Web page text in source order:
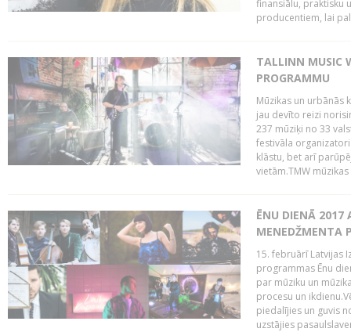
finansiālu, praktisku
producentiem, lai
TALLINN MUSIC
PROGRAMMU
Mūzikas un urbānās
jau devīto reizi
237 mūziķi no 33
festivāla
klāstu, bet arī
vietām.TMW
ĒNU DIENĀ 2017
MENEDŽMENTA
15. februārī Latvijas
programmas Ēnu
par mūziku un
procesu un
piedalījies un guvis
uzstājies